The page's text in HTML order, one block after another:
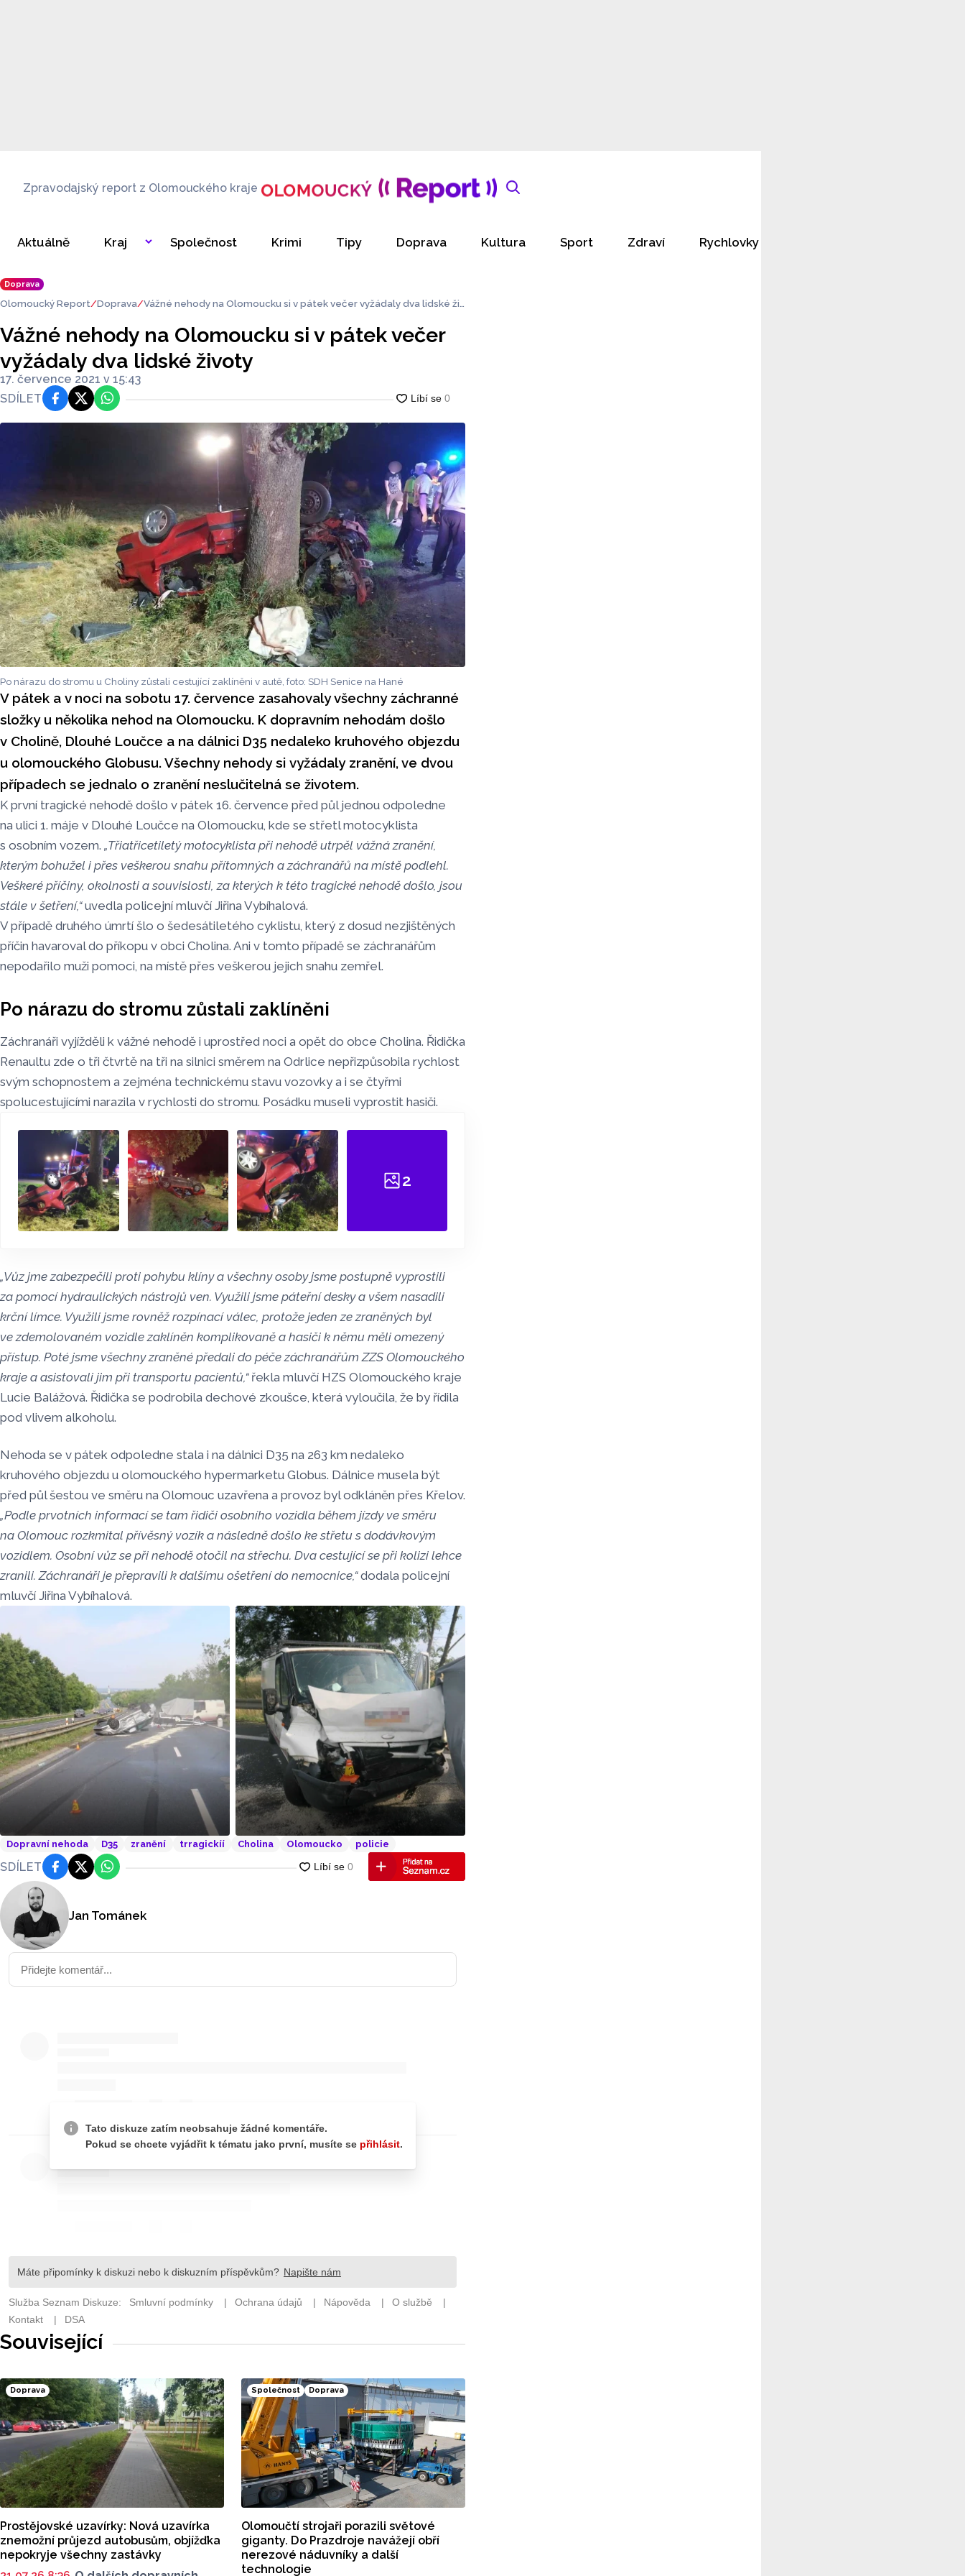
Zpravodajský report z Olomouckého kraje
Aktuálně Kraj Společnost Krimi Tipy Doprava Kultura Sport Zdraví Rychlovky
Doprava
Olomoucký Report Doprava
Vážné nehody na Olomoucku si v pátek večer vyžádaly dva lidské živ
Vážné nehody na Olomoucku si v pátek večer
vyžádaly dva lidské životy
17. července 2021 v 15:43
SDÍLET
FacebookPlatforma X
WhatsApp
Po nárazu do stromu u Choliny zůstali cestující zaklíněni v autě, foto: SDH Senice na Hané
V pátek a v noci na sobotu 17. července zasahovaly všechny záchranné
složky u několika nehod na Olomoucku. K dopravním nehodám došlo
v Cholině, Dlouhé Loučce a na dálnici D35 nedaleko kruhového objezdu
u olomouckého Globusu. Všechny nehody si vyžádaly zranění, ve dvou
případech se jednalo o zranění neslučitelná se životem.
K první tragické nehodě došlo v pátek 16. července před půl jednou odpoledne
na ulici 1. máje v Dlouhé Loučce na Olomoucku, kde se střetl motocyklista
s osobním vozem. „Třiatřicetiletý motocyklista při nehodě utrpěl vážná zranění,
kterým bohužel i přes veškerou snahu přítomných a záchranářů na místě podlehl.
Veškeré příčiny, okolnosti a souvislosti, za kterých k této tragické nehodě došlo, jsou
stále v šetření,“uvedla policejní mluvčí Jiřina Vybíhalová.
V případě druhého úmrtí šlo o šedesátiletého cyklistu, který z dosud nezjištěných
příčin havaroval do příkopu v obci Cholina. Ani v tomto případě se záchranářům
nepodařilo muži pomoci, na místě přes veškerou jejich snahu zemřel.
Po nárazu do stromu zůstali zaklíněni
Záchranáři vyjížděli k vážné nehodě i uprostřed noci a opět do obce Cholina. Řidička
Renaultu zde o tři čtvrtě na tři na silnici směrem na Odrlice nepřizpůsobila rychlost
svým schopnostem a zejména technickému stavu vozovky a i se čtyřmi
spolucestujícími narazila v rychlosti do stromu. Posádku museli vyprostit hasiči.
2
„Vůz jme zabezpečili proti pohybu klíny a všechny osoby jsme postupně vyprostili
za pomocí hydraulických nástrojů ven. Využili jsme páteřní desky a všem nasadili
krční límce. Využili jsme rovněž rozpínací válec, protože jeden ze zraněných byl
ve zdemolovaném vozidle zaklíněn komplikovaně a hasiči k němu měli omezený
přístup. Poté jsme všechny zraněné předali do péče záchranářům ZZS Olomouckého
kraje a asistovali jim při transportu pacientů,“řekla mluvčí HZS Olomouckého kraje
Lucie Balážová. Řidička se podrobila dechové zkoušce, která vyloučila, že by řídila
pod vlivem alkoholu.
Nehoda se v pátek odpoledne stala i na dálnici D35 na 263 km nedaleko
kruhového objezdu u olomouckého hypermarketu Globus. Dálnice musela být
před půl šestou ve směru na Olomouc uzavřena a provoz byl odkláněn přes Křelov.
„Podle prvotních informací se tam řidiči osobního vozidla během jízdy ve směru
na Olomouc rozkmital přívěsný vozík a následně došlo ke střetu s dodávkovým
vozidlem. Osobní vůz se při nehodě otočil na střechu. Dva cestující se při kolizi lehce
zranili. Záchranáři je přepravili k dalšímu ošetření do nemocnice,“dodala policejní
mluvčí Jiřina Vybíhalová.
Foto: Policie ČR Foto: Policie ČR
Dopravní nehoda D35 zranění trragickíí Cholina Olomoucko policie
SDÍLET FacebookPlatforma X
WhatsApp
Jan Tománek
Související
Doprava
Prostějovské uzavírky: Nová uzavírka
znemožní průjezd autobusům, objížďka
nepokryje všechny zastávky
Společnost Doprava
Olomoučtí strojaři porazili světové
giganty. Do Prazdroje navážejí obří
nerezové náduvníky a další
technologie